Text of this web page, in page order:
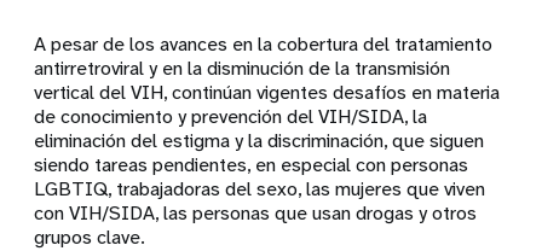
A pesar de los avances en la cobertura del tratamiento
antirretroviral y en la disminución de la transmisión
vertical del VIH, continúan vigentes desafíos en materia
de conocimiento y prevención del VIH/SIDA, la
eliminación del estigma y la discriminación, que siguen
siendo tareas pendientes, en especial con personas
LGBTIQ, trabajadoras del sexo, las mujeres que viven
con VIH/SIDA, las personas que usan drogas y otros
grupos clave.